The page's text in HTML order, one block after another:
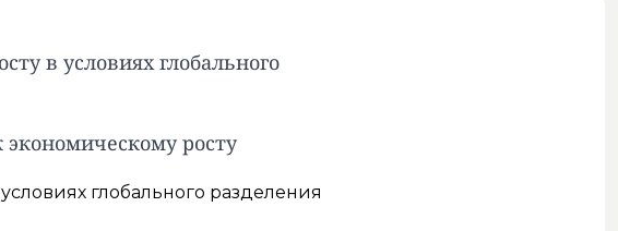
в условиях глобального
росту